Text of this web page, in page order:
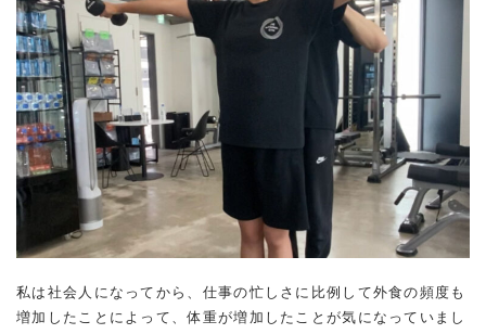
私は社会人になってから、仕事の忙しさに比例して外食の頻度も
増加したことによって、体重が増加したことが気になっていまし